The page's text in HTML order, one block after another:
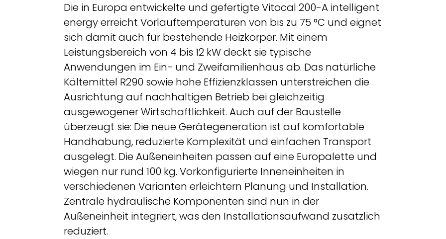
Die in Europa entwickelte und gefertigte Vitocal 200-A intelligent
energy erreicht Vorlauftemperaturen von bis zu 75 °C und eignet
sich damit auch für bestehende Heizkörper. Mit einem
Leistungsbereich von 4 bis 12 kW deckt sie typische
Anwendungen im Ein- und Zweifamilienhaus ab. Das natürliche
Kältemittel R290 sowie hohe Effizienzklassen unterstreichen die
Ausrichtung auf nachhaltigen Betrieb bei gleichzeitig
ausgewogener Wirtschaftlichkeit. Auch auf der Baustelle
überzeugt sie: Die neue Gerätegeneration ist auf komfortable
Handhabung, reduzierte Komplexität und einfachen Transport
ausgelegt. Die Außeneinheiten passen auf eine Europalette und
wiegen nur rund 100 kg. Vorkonfigurierte Inneneinheiten in
verschiedenen Varianten erleichtern Planung und Installation.
Zentrale hydraulische Komponenten sind nun in der
Außeneinheit integriert, was den Installationsaufwand zusätzlich
reduziert.